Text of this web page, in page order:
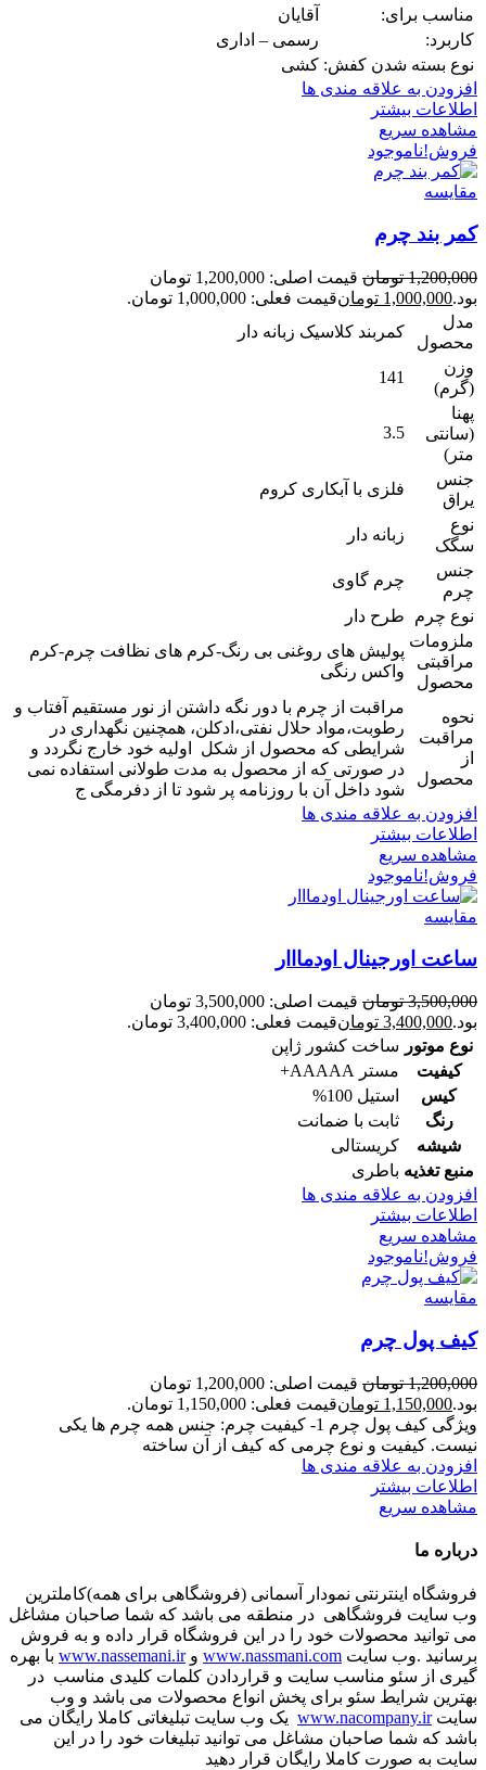
مناسب برای:
آقایان
کاربرد:
رسمی – اداری
نوع بسته شدن کفش: کشی
افزودن به علاقه مندی ها
اطلاعات بیشتر
مشاهده سریع
فروش!ناموجود
مقایسه
کمر بند چرم
1,200,000 تومان
قیمت اصلی: 1,200,000 تومان
بود.1,000,000 تومانقیمت فعلی: 1,000,000 تومان.
مدل
محصول
کمربند کلاسیک زبانه دار
وزن
(گرم)
141
پهنا
(سانتی
متر)
3.5
جنس
یراق
فلزی با آبکاری کروم
نوع
سگک
زبانه دار
جنس
چرم
چرم گاوی
نوع چرم
طرح دار
ملزومات
مراقبتی
محصول
پولیش های روغنی بی رنگ-کرم های نظافت چرم-کرم
واکس رنگی
نحوه
مراقبت
از
محصول
مراقبت از چرم با دور نگه داشتن از نور مستقیم آفتاب و
رطوبت،مواد حلال نفتی،ادکلن، همچنین نگهداری در
شرایطی که محصول از شکل اولیه خود خارج نگردد و
در صورتی که از محصول به مدت طولانی استفاده نمی
شود داخل آن با روزنامه پر شود تا از دفرمگی ج
افزودن به علاقه مندی ها
اطلاعات بیشتر
مشاهده سریع
فروش!ناموجود
مقایسه
ساعت اورجینال اودمااار
3,500,000 تومان
قیمت اصلی: 3,500,000 تومان
بود.3,400,000 تومانقیمت فعلی: 3,400,000 تومان.
نوع موتور
ساخت کشور ژاپن
کیفیت
مستر AAAAA+
کیس
استیل 100%
رنگ
ثابت با ضمانت
شیشه
کریستالی
منبع تغذیه باطری
افزودن به علاقه مندی ها
اطلاعات بیشتر
مشاهده سریع
فروش!ناموجود
مقایسه
کیف پول چرم
1,200,000 تومان
قیمت اصلی: 1,200,000 تومان
بود.1,150,000 تومانقیمت فعلی: 1,150,000 تومان.
ویژگی کیف پول چرم 1- کیفیت چرم: جنس همه چرم ها یکی
نیست. کیفیت و نوع چرمی که کیف از آن ساخته
افزودن به علاقه مندی ها
اطلاعات بیشتر
مشاهده سریع
درباره ما
فروشگاه اینترنتی نمودار آسمانی (فروشگاهی برای همه)کاملترین
وب سایت فروشگاهی در منطقه می باشد که شما صاحبان مشاغل
می توانید محصولات خود را در این فروشگاه قرار داده و به فروش
برسانید .وب سایت www.nassmani.com وwww.nassemani.ir با بهره
گیری از سئو مناسب سایت و قراردادن کلمات کلیدی مناسب در
بهترین شرایط سئو برای پخش انواع محصولات می باشد و وب
سایتwww.nacompany.ir یک وب سایت تبلیغاتی کاملا رایگان می
باشد که شما صاحبان مشاغل می توانید تبلیغات خود را در این
سایت به صورت کاملا رایگان قرار دهید